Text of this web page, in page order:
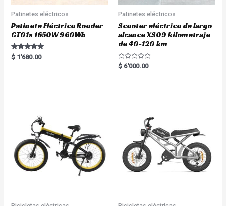
Patinetes eléctricos
Patinete Eléctrico Rooder
GT01s 1650W 960Wh
Rated
5.00
$ 1'680.00
Patinetes eléctricos
Scooter eléctrico de largo
alcance XS09 kilometraje
de 40-120 km
R
a
$ 6'000.00